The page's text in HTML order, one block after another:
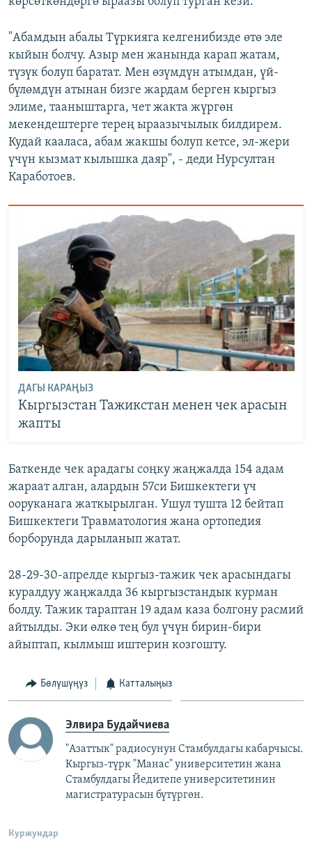
"Абамдын абалы Түркияга келгенибизде өтө эле
кыйын болчу. Азыр мен жанында карап жатам,
түзүк болуп баратат. Мен өзүмдүн атымдан, үй-
бүлөмдүн атынан бизге жардам берген кыргыз
элиме, тааныштарга, чет жакта жүргөн
мекендештерге терең ыраазычылык билдирем.
Кудай кааласа, абам жакшы болуп кетсе, эл-жери
үчүн кызмат кылышка даяр", - деди Нурсултан
Каработоев.
ДАГЫ КАРАҢЫЗ
Кыргызстан Тажикстан менен чек арасын
жапты
Баткенде чек арадагы соңку жаңжалда 154 адам
жараат алган, алардын 57си Бишкектеги үч
ооруканага жаткырылган. Ушул тушта 12 бейтап
Бишкектеги Травматология жана ортопедия
борборунда дарыланып жатат.
28-29-30-апрелде кыргыз-тажик чек арасындагы
куралдуу жаңжалда 36 кыргызстандык курман
болду. Тажик тараптан 19 адам каза болгону расмий
айтылды. Эки өлкө тең бул үчүн бирин-бири
айыптап, кылмыш иштерин козгошту.
Бөлүшүңүз Катталыңыз
Элвира Будайчиева
"Азаттык" радиосунун Стамбулдагы кабарчысы.
Кыргыз-түрк "Манас" университетин жана
Стамбулдагы Йедитепе университетинин
магистратурасын бүтүргөн.
Куржундар